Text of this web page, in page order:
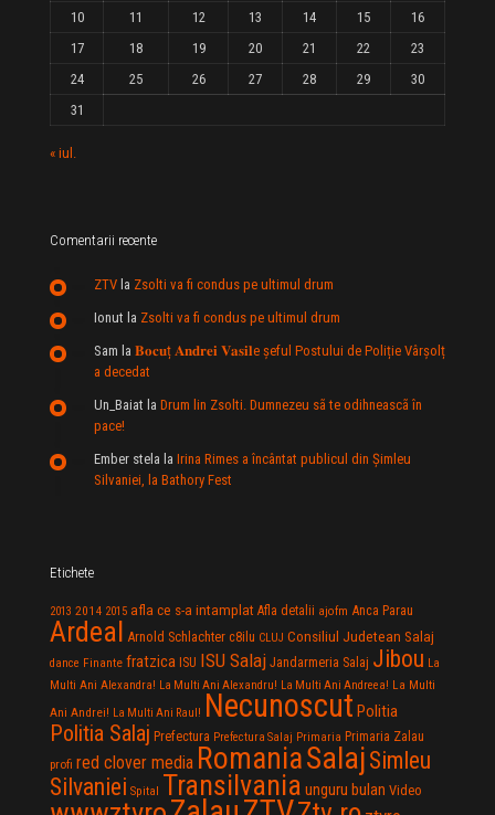
10
11 12 13 14 15
16
17
18 19 20 21 22
23
24
25 26 27 28 29
30
31
« iul.
Comentarii recente
ZTV la Zsolti va fi condus pe ultimul drum
Ionut la Zsolti va fi condus pe ultimul drum
Sam la 𝐁𝐨𝐜𝐮ț 𝐀𝐧𝐝𝐫𝐞𝐢 𝐕𝐚𝐬𝐢𝐥e şeful Postului de Poliție Vârșolț
a decedat
Un_Baiat la Drum lin Zsolti. Dumnezeu sã te odihneascã în
pace!
Ember stela la Irina Rimes a încântat publicul din Şimleu
Silvaniei, la Bathory Fest
Etichete
2013 2014 2015 afla ce s-a intamplat Afla detalii ajofm Anca Parau
Ardeal Arnold Schlachter c8ilu CLUJ Consiliul Judetean Salaj
dance Finante fratzica ISU ISU Salaj Jandarmeria Salaj Jibou La
Multi Ani Alexandra! La Multi Ani Alexandru! La Multi Ani Andreea! La Multi
Ani Andrei! La Multi Ani Raul! Necunoscut Politia
Politia Salaj Prefectura Prefectura Salaj Primaria Primaria Zalau
profi red clover media RomaniaSalaj Simleu
Silvaniei Spital Transilvania unguru bulan Video